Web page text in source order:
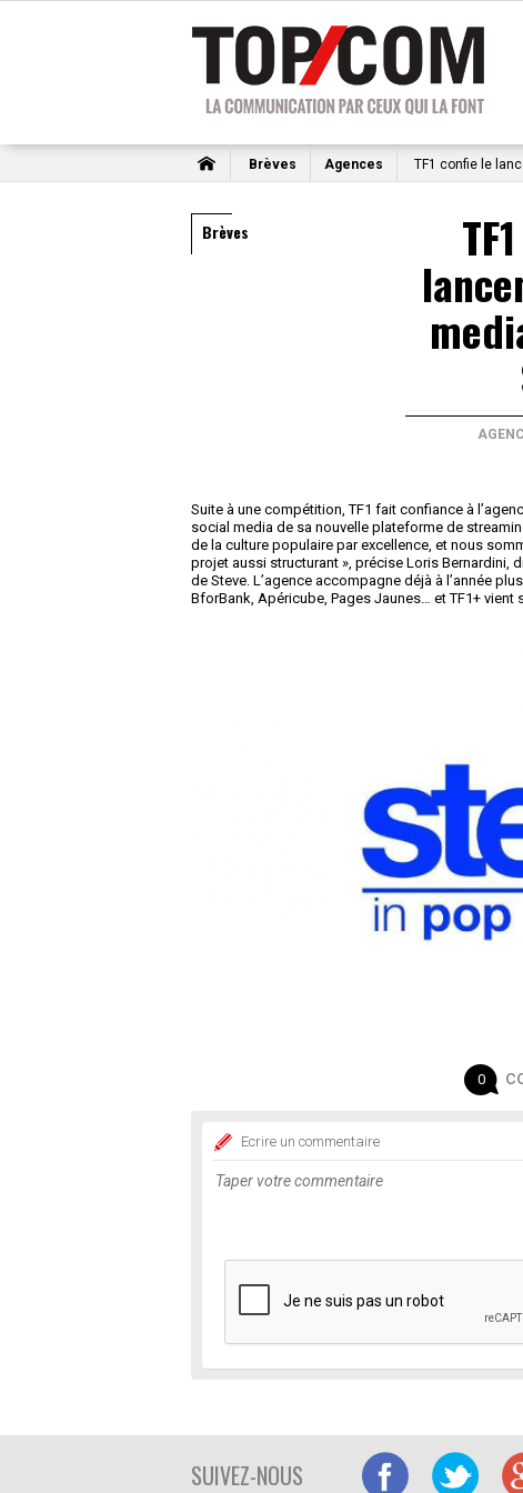
Brèves Agences TF1 confie le
Brèves
Suite à une compétition, TF1 fait confiance à
social media de sa nouvelle plateforme de
de la culture populaire par excellence, et nous
projet aussi structurant », précise Loris Bernardini,
de Steve. L’agence accompagne déjà à l’année
BforBank, Apéricube, Pages Jaunes… et TF1+ vient
0
Ecrire un commentaire
SUIVEZ-NOUS